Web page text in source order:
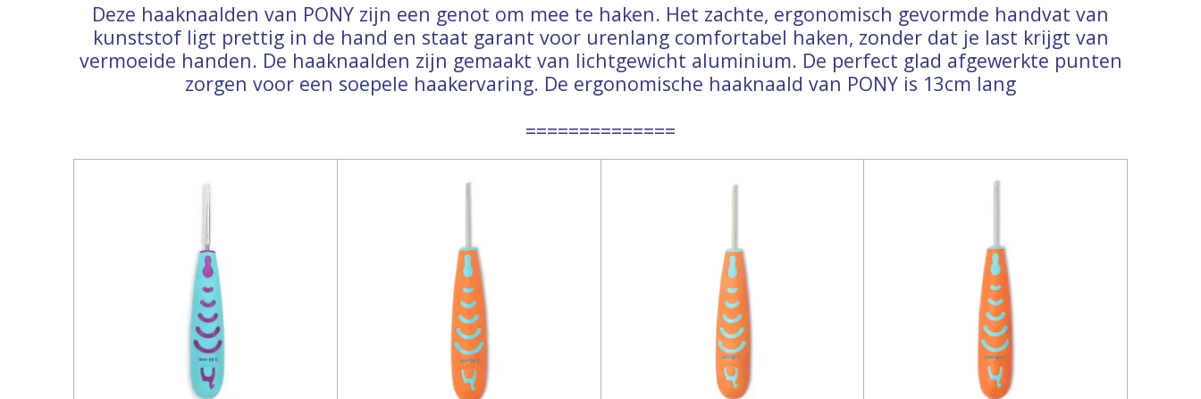
Deze haaknaalden van PONY zijn een genot om mee te haken. Het zachte, ergonomisch gevormde handvat van
kunststof ligt prettig in de hand en staat garant voor urenlang comfortabel haken, zonder dat je last krijgt van
vermoeide handen. De haaknaalden zijn gemaakt van lichtgewicht aluminium. De perfect glad afgewerkte punten
zorgen voor een soepele haakervaring. De ergonomische haaknaald van PONY is 13cm lang
==============